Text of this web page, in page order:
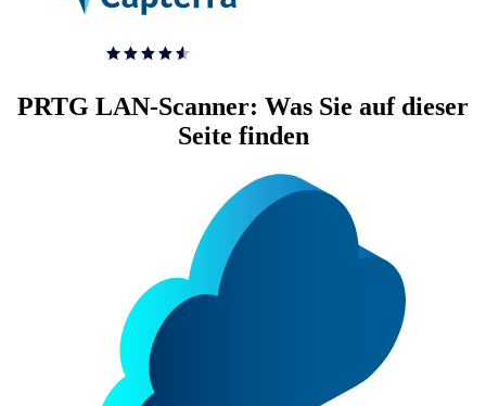
PRTG LAN-Scanner: Was Sie auf dieser
Seite finden